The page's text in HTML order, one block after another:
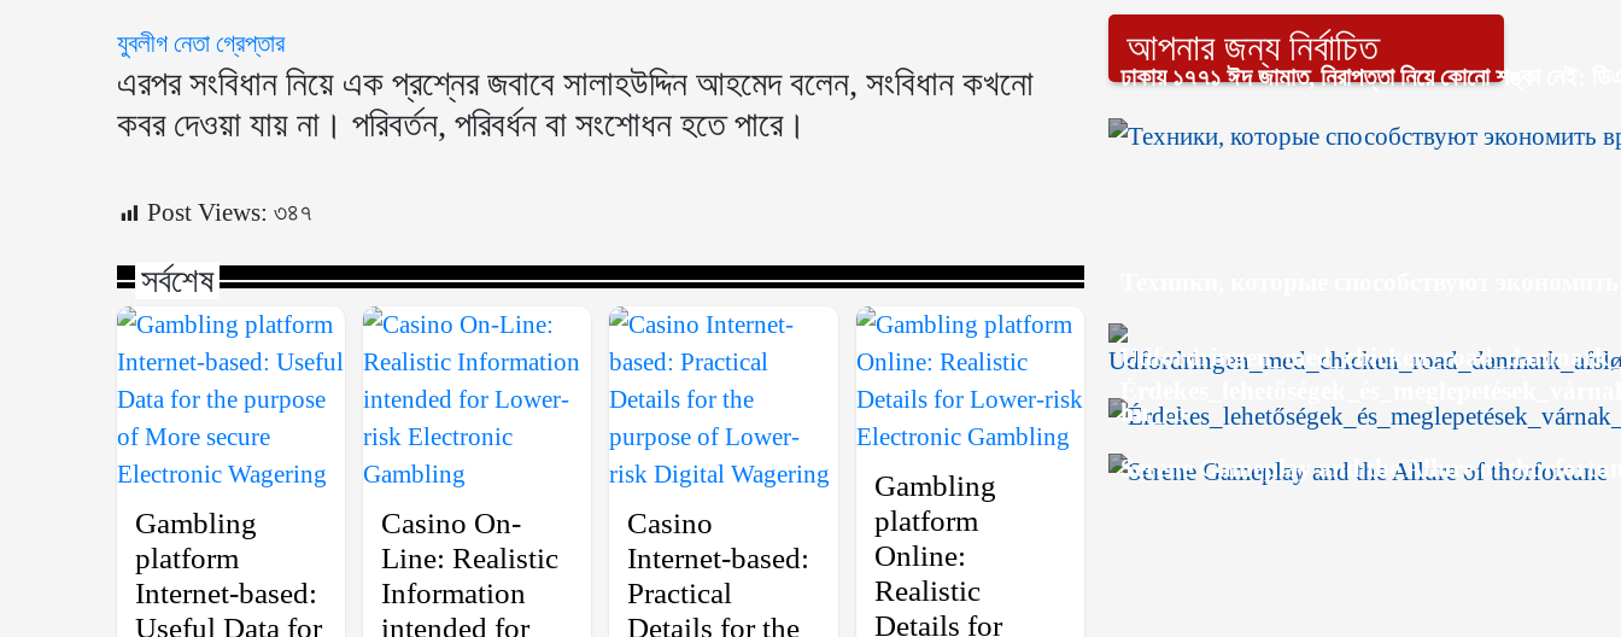
যুবলীগ নেতা গ্রেপ্তার
এরপর সংবিধান নিয়ে এক প্রশ্নের জবাবে সালাহউদ্দিন আহমেদ বলেন, সংবিধান কখনো
কবর দেওয়া যায় না। পরিবর্তন, পরিবর্ধন বা সংশোধন হতে পারে।
Post Views: ৩৪৭
সর্বশেষ
Gambling
platform
Internet-based:
Useful Data for
Casino On-
Line: Realistic
Information
intended for
Casino
Internet-based:
Practical
Details for the
Gambling
platform
Online:
Realistic
Details for
আপনার জন্য নির্বাচিত
ঢাকায় ১৭৭১ ঈদ জামাত, নিরাপত্তা নিয়ে কোনো শঙ্কা নেই:
hu_co
Serene Gameplay and the Allure of